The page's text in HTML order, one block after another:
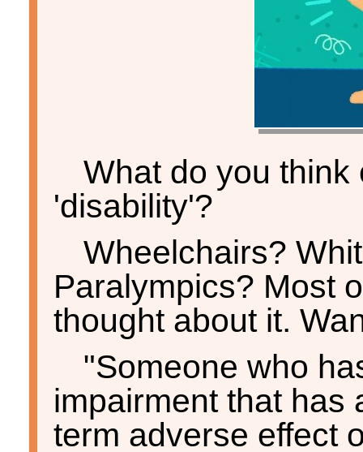
What do you
'disability'?
Wheelchairs?
Paralympics? Most
thought about it.
"Someone who
impairment that has
term adverse effect